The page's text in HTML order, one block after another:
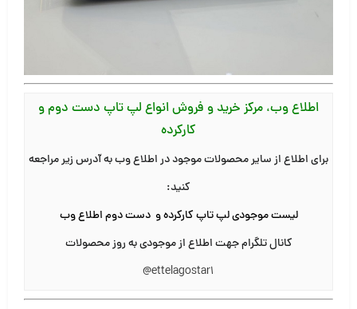
اطلاع وب، مرکز خرید و فروش انواع لپ تاپ دست دوم و
کارکرده
برای اطلاع از سایر محصولات موجود در اطلاع وب به آدرس زیر مراجعه
کنید:
لیست موجودی لپ تاپ کارکرده و دست دوم اطلاع وب
کانال تلگرام جهت اطلاع از موجودی به روز محصولات
@ettelagostar1